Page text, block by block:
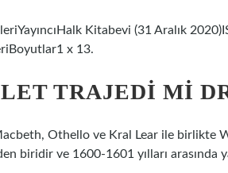
Kitabevi (31 Aralık
x 13.
TRAJEDI MI
Othello ve Kral Lear ile birlikte
biridir ve 1600-1601 yılları arasında